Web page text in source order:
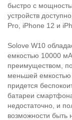
быстро с
устройств
Pro, iPhone 12 и
Solove W10
емкостью 10000
преимуществом,
меньшей емкостью
придется
батареи
недостаточно, и
возможности быть